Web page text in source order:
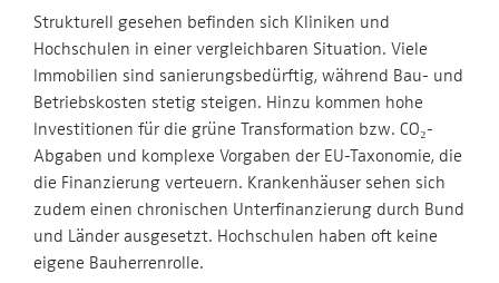
Strukturell gesehen befinden sich Kliniken und
Hochschulen in einer vergleichbaren Situation. Viele
Immobilien sind sanierungsbedürftig, während Bau- und
Betriebskosten stetig steigen. Hinzu kommen hohe
Investitionen für die grüne Transformation bzw. CO₂-
Abgaben und komplexe Vorgaben der EU-Taxonomie, die
die Finanzierung verteuern. Krankenhäuser sehen sich
zudem einen chronischen Unterfinanzierung durch Bund
und Länder ausgesetzt. Hochschulen haben oft keine
eigene Bauherrenrolle.